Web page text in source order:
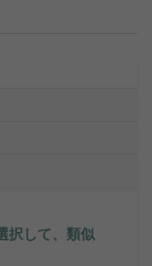
択して、類似